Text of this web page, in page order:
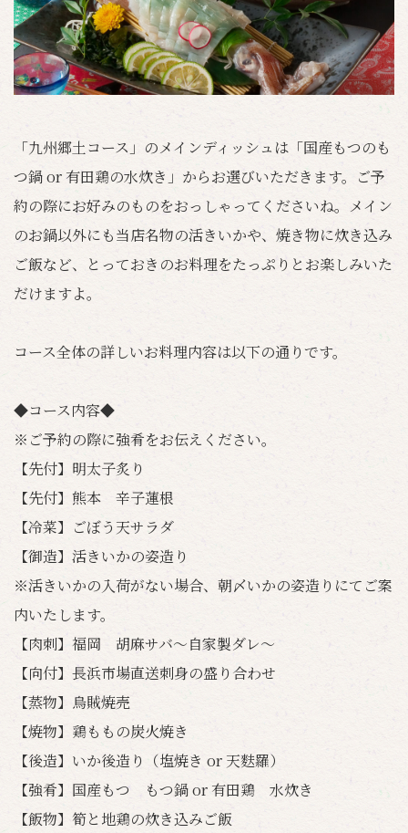
「九州郷土コース」のメインディッシュは「国産もつのも
つ鍋 or 有田鶏の水炊き」からお選びいただきます。ご予
約の際にお好みのものをおっしゃってくださいね。メイン
のお鍋以外にも当店名物の活きいかや、焼き物に炊き込み
ご飯など、とっておきのお料理をたっぷりとお楽しみいた
だけますよ。
コース全体の詳しいお料理内容は以下の通りです。
◆コース内容◆
※ご予約の際に強肴をお伝えください。
【先付】明太子炙り
【先付】熊本 辛子蓮根
【冷菜】ごぼう天サラダ
【御造】活きいかの姿造り
※活きいかの入荷がない場合、朝〆いかの姿造りにてご案
内いたします。
【肉刺】福岡 胡麻サバ～自家製ダレ～
【向付】長浜市場直送刺身の盛り合わせ
【蒸物】烏賊焼売
【焼物】鶏ももの炭火焼き
【後造】いか後造り（塩焼き or 天麩羅）
【強肴】国産もつ もつ鍋 or 有田鶏 水炊き
【飯物】筍と地鶏の炊き込みご飯